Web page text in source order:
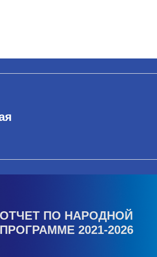
ОТЧЕТ ПО НАРОДНОЙ
ПРОГРАММЕ 2021-2026